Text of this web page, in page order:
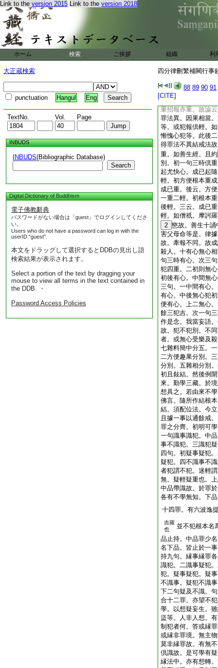
Link to the version 2015 Link to the version 2018
ホーム 検索 ご挨拶 組織 利
大正蔵検索
punctuation Hangul Eng
TextNo. Vol. Page
INBUDS
INBUDS(Bibliographic Database)
Search
Digital Dictionary of Buddhism
電子佛教辭典
パスワードがない場合は「guest」でログインしてくださ
い。
Users who do not have a password can log in with the
userID "guest".
本文をドラッグして選択するとDDBの見出し語
検索結果が表示されます。
Select a portion of the text by dragging your
mouse to view all terms in the text contained in
the DDB. ・
Password Access Policies
四分律刪繁補闕行事
88 89 90 91
[CITE]
非人人想。論通一
重。畜生及人。人
破戒。出家五衆持
異。第二盜重者。
減故。第
四戒
房三戒。人之喜犯
遮惡。招報不重。
得罪法異。因果相
等性罪。義希故律
重招報亦重。故論
罪法異。因果相當
等。或犯報倶輕。
慚愧心犯等。此後
得罪法不異結戒法
重。如善生經。且約
別。初一句三時倶
起尤快心。成已起
輕。初方便根本重
成已重。後云。方
一重二輕。初根本
後輕。三云。成已
輕。如僧祇。摩訶
2 愍故。善生十
害父母命等是。律
故。牽報不同。故
殺人。十有心無心
句三時有心。次三
犯四重。二初則無
初後有心。中間無
三句。一中間有心
有心。中後無心犯
便有心。上二無心
餘三犯吉。次一句
作是念。我當妄語
故。犯不犯別。不
者。或無心受樂及
七雜料簡中分五。
二方便趣果分別。
分別。五雜相分別
初且敍結。然後例
來。勤學三藏。於
想具之。若由來不
佛言。隨所作結根
結。須配位法。今
且據一事以通餘戒
罪之分齊。初明可
一句識事識犯。中
事不識犯。三識犯
四句。初疑事疑犯
疑犯。四不識事不
者犯謂不犯。迷輕
無。疑輕疑重也。
中品帶識故。於罪
各有不學無知。下
十四罪。有六波逸
吉羅
也
並不犯根本名
品止持。中品罪少
名下品。皆止於一
持九句。縁事縁罪
識犯。二識事疑犯
犯。疑事疑犯。疑
不識事。疑犯不識
下二句疑及不識。
合十二罪。亦望不
學。以想疑妄生。
盜等。人非人想。
制犯者何。答或縁
或縁非罪境。無主
莫非縁罪故。有無
倶識故。是可學有
縁法中。亦有想轉